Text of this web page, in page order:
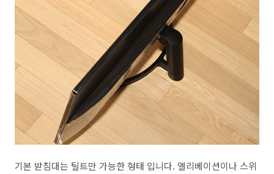
기본 받침대는 틸트만 가능한 형태 입니다. 엘리베이션이나 스위